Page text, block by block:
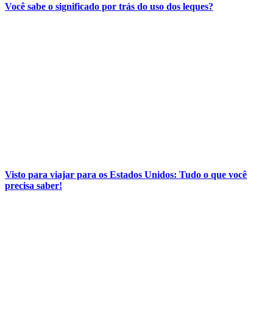
Você sabe o significado por trás do uso dos leques?
Visto para viajar para os Estados Unidos: Tudo o que você
precisa saber!